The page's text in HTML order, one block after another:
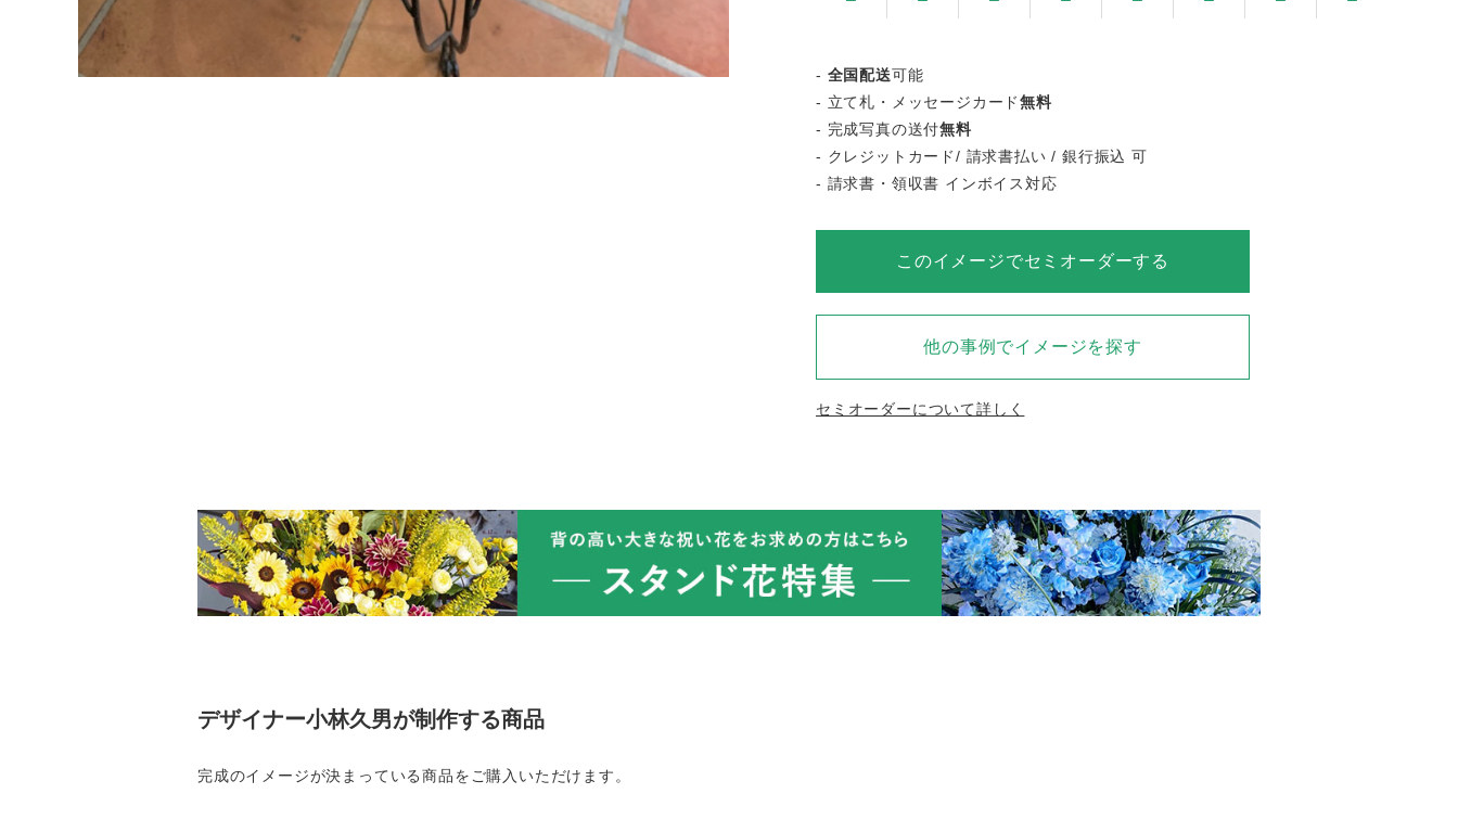
- 全国配送可能
- 立て札・メッセージカード無料
- 完成写真の送付無料
- クレジットカード/ 請求書払い / 銀行振込 可
- 請求書・領収書 インボイス対応
このイメージでセミオーダーする
他の事例でイメージを探す
セミオーダーについて詳しく
デザイナー小林久男が制作する商品
完成のイメージが決まっている商品をご購入いただけます。